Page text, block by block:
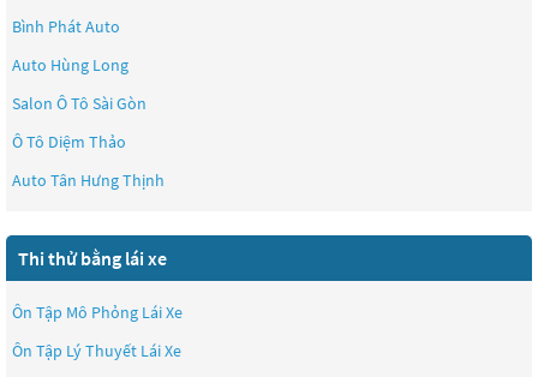
Bình Phát Auto
Auto Hùng Long
Salon Ô Tô Sài Gòn
Ô Tô Diệm Thảo
Auto Tân Hưng Thịnh
Thi thử bằng lái xe
Ôn Tập Mô Phỏng Lái Xe
Ôn Tập Lý Thuyết Lái Xe